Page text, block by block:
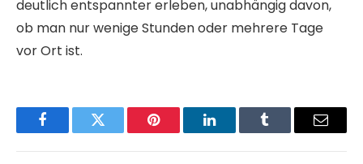
deutlich entspannter erleben, unabhängig davon,
ob man nur wenige Stunden oder mehrere Tage
vor Ort ist.
FacebookTwitter Pinterest LinkedInTumblr Email